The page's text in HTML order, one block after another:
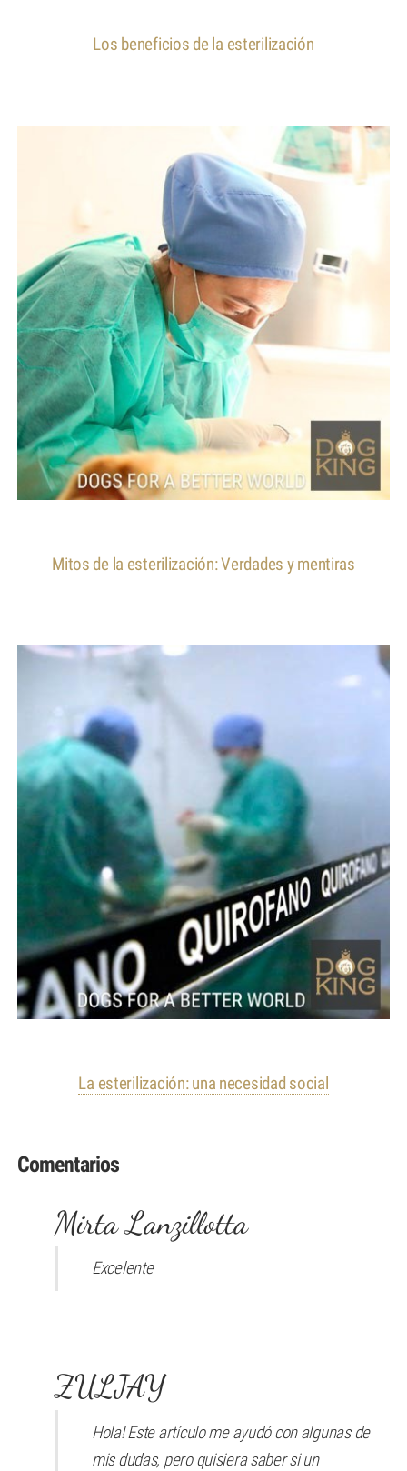
Los beneficios de la esterilización
Mitos de la esterilización: Verdades y mentiras
La esterilización: una necesidad social
Comentarios
Mirta Lanzillotta
Excelente
ZULJAY
Hola! Este artículo me ayudó con algunas de
mis dudas, pero quisiera saber si un